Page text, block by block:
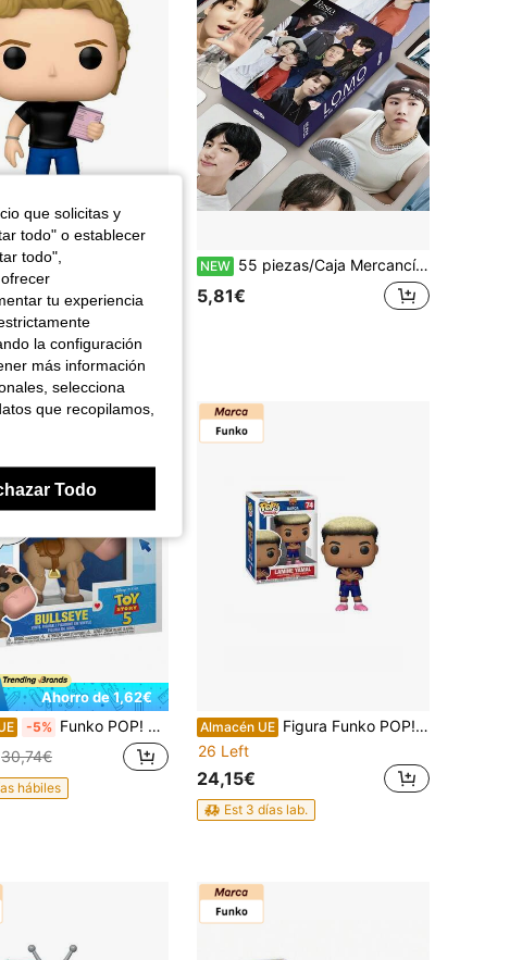
Funko POP! Fast & Furious Brian O' Conner - Figuras Funko de películas y series con detalles auténticos y realistas. Perfectas para coleccionistas y fans de todas las edades. Materiales duraderos que garantizan calidad y acabado premium. Diseños fieles a personajes icónicos de cine y televisión. Ideales para exposición, regalo o ampliar tu colección de Funko.
NEW 55 piezas/Caja Mercancía K-P-O-P, Edición Limitada SKZ Artículos de Fans, Tarjetas Fotográficas Coleccionables, Pegatinas, Regalos Navideños
5,81€
Ahorro de 1,62€
-5% Funko POP! Disney Toy Story 5 - Bullseye Nº1713 - Figura de Vinilo Coleccionable 9cm - Producto Oficial
30,74€
hábiles
Almacén UE Figura Funko POP! EFL Football Fútbol Club Barcelona - Lamine Yamal 74 Raíz Merchan-Store
26 Left
24,15€
Est 3 días lab.
que solicitas y
todo" o establecer
todo",
tu experiencia
la configuración
más información
selecciona
que recopilamos,
Todo